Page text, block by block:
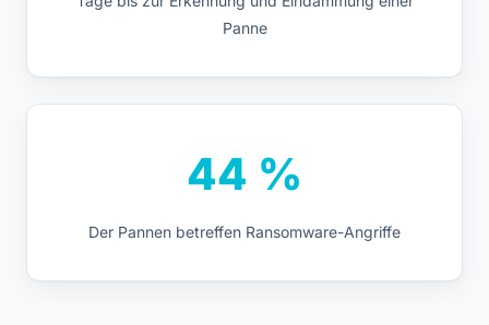
Panne
44 %
Der Pannen betreffen Ransomware-Angriffe